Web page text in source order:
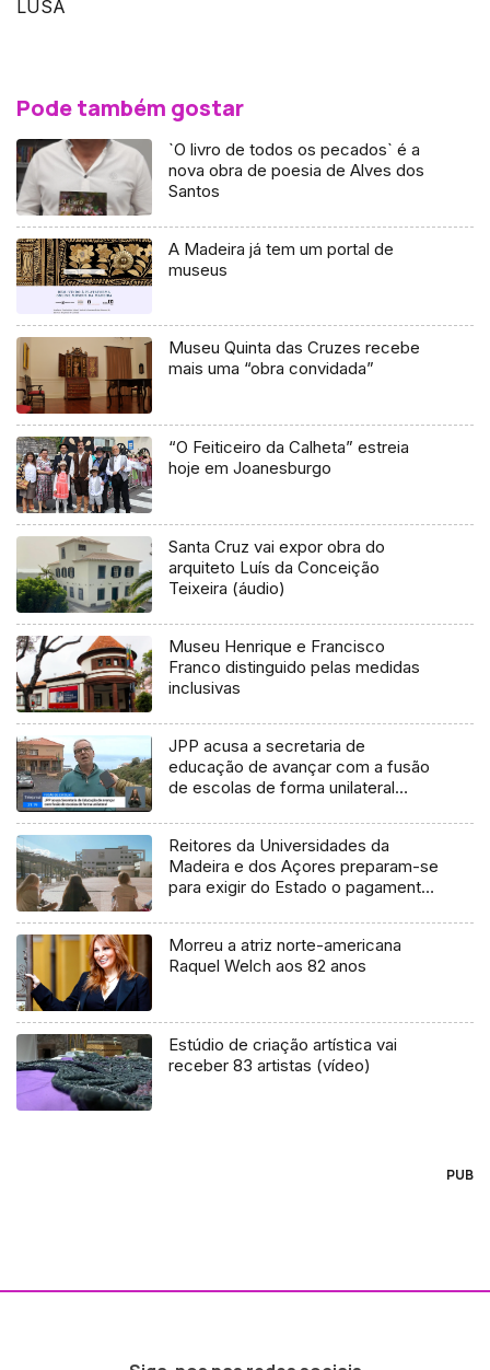
LUSA
Pode também gostar
`O livro de todos os pecados` é a
nova obra de poesia de Alves dos
Santos
A Madeira já tem um portal de
museus
Museu Quinta das Cruzes recebe
mais uma “obra convidada”
“O Feiticeiro da Calheta” estreia
hoje em Joanesburgo
Santa Cruz vai expor obra do
arquiteto Luís da Conceição
Teixeira (áudio)
Museu Henrique e Francisco
Franco distinguido pelas medidas
inclusivas
JPP acusa a secretaria de
educação de avançar com a fusão
de escolas de forma unilateral
Reitores da Universidades da
Madeira e dos Açores preparam-se
para exigir do Estado o pagamento
Morreu a atriz norte-americana
Raquel Welch aos 82 anos
Estúdio de criação artística vai
receber 83 artistas (vídeo)
PUB